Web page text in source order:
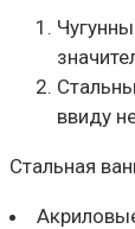
ввиду
Стальная